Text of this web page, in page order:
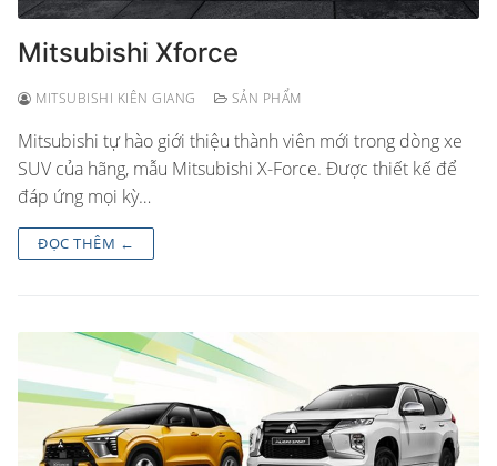
Mitsubishi Xforce
MITSUBISHI KIÊN GIANG SẢN PHẨM
Mitsubishi tự hào giới thiệu thành viên mới trong dòng xe
SUV của hãng, mẫu Mitsubishi X-Force. Được thiết kế để
đáp ứng mọi kỳ…
ĐỌC THÊM ←